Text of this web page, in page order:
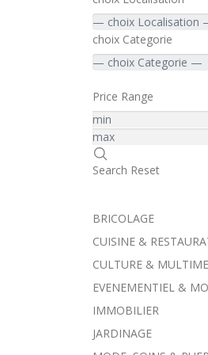
choix Categorie
Price Range
Search Reset
BRICOLAGE
CUISINE &
CULTURE &
EVENEMENTIEL &
IMMOBILIER
JARDINAGE